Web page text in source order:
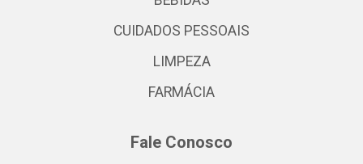
CUIDADOS PESSOAIS
LIMPEZA
FARMÁCIA
Fale Conosco